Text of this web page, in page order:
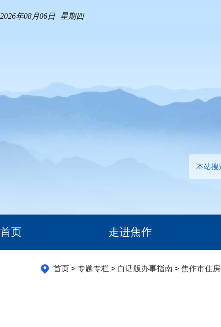
2026年08月06日 星期四
本站搜
首页 走进焦作
首页> 专题专栏 > 白话版办事指南> 焦作市住